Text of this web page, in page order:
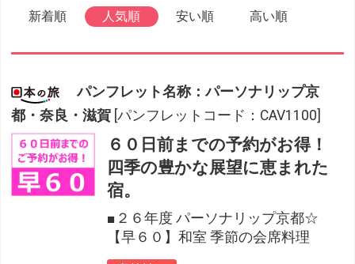
新着順 人気順 安い順 高い順
パンフレット名称：パーソナリップ京
都・奈良・滋賀 [パンフレットコード：CAV1100]
６０日前までの予約がお得！
四季の豊かな展望に恵まれた
宿。
■２６年度 パーソナリップ京都☆
【早６０】和室 季節の会席料理